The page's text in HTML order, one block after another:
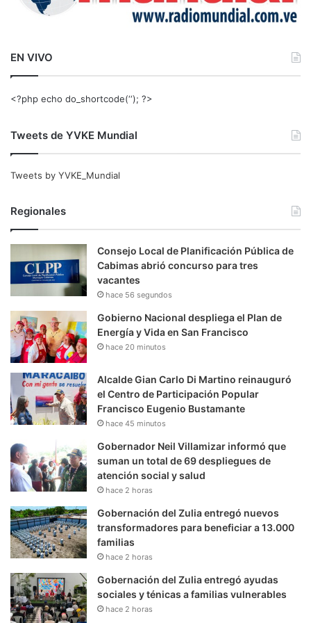
EN VIVO
<?php echo do_shortcode(‘‘); ?>
Tweets de YVKE Mundial
Tweets by YVKE_Mundial
Regionales
Consejo Local de Planificación Pública de
Cabimas abrió concurso para tres
vacantes
hace 56 segundos
Gobierno Nacional despliega el Plan de
Energía y Vida en San Francisco
hace 20 minutos
Alcalde Gian Carlo Di Martino reinauguró
el Centro de Participación Popular
Francisco Eugenio Bustamante
hace 45 minutos
Gobernador Neil Villamizar informó que
suman un total de 69 despliegues de
atención social y salud
hace 2 horas
Gobernación del Zulia entregó nuevos
transformadores para beneficiar a 13.000
familias
hace 2 horas
Gobernación del Zulia entregó ayudas
sociales y ténicas a familias vulnerables
hace 2 horas